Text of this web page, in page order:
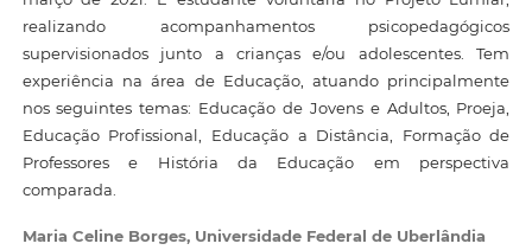
realizando acompanhamentos psicopedagógicos
supervisionados junto a crianças e/ou adolescentes. Tem
experiência na área de Educação, atuando principalmente
nos seguintes temas: Educação de Jovens e Adultos, Proeja,
Educação Profissional, Educação a Distância, Formação de
Professores e História da Educação em perspectiva
comparada.
Maria Celine Borges, Universidade Federal de Uberlândia